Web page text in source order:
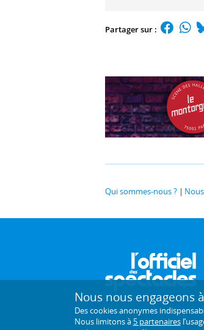
Partager sur :
Qui sommes-nous ?
Nous nous engageons
Des cookies anonymes
Nous limitons à 5 partenaires